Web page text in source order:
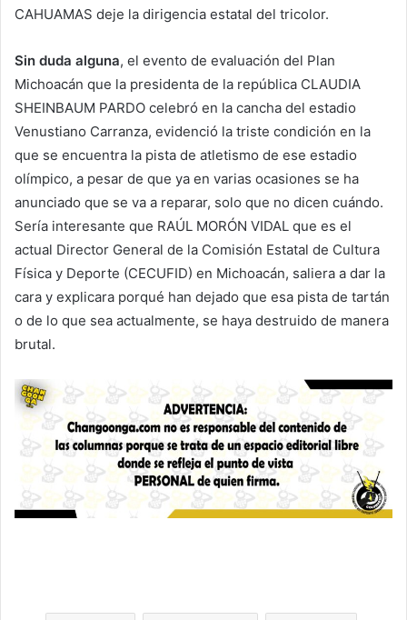
CAHUAMAS deje la dirigencia estatal del tricolor.
Sin duda alguna, el evento de evaluación del Plan
Michoacán que la presidenta de la república CLAUDIA
SHEINBAUM PARDO celebró en la cancha del estadio
Venustiano Carranza, evidenció la triste condición en la
que se encuentra la pista de atletismo de ese estadio
olímpico, a pesar de que ya en varias ocasiones se ha
anunciado que se va a reparar, solo que no dicen cuándo.
Sería interesante que RAÚL MORÓN VIDAL que es el
actual Director General de la Comisión Estatal de Cultura
Física y Deporte (CECUFID) en Michoacán, saliera a dar la
cara y explicara porqué han dejado que esa pista de tartán
o de lo que sea actualmente, se haya destruido de manera
brutal.